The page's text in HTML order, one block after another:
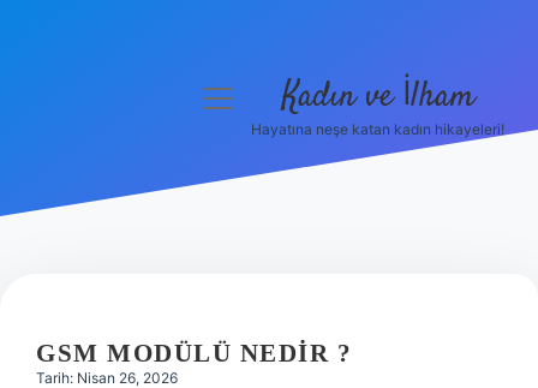
Hakkımızda
menüyü
Kadın ve İlham
Hayatına neşe katan kadın hikayeleri!
GSM MODÜLÜ NEDIR ?
Tarih: Nisan 26, 2026